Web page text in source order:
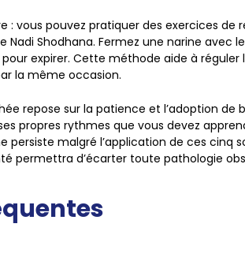
: vous pouvez pratiquer des exercices de
Shodhana. Fermez une narine avec
expirer. Cette méthode aide à réguler
la même occasion.
repose sur la patience et l’adoption de
propres rythmes que vous devez
persiste malgré l’application de ces cinq
permettra d’écarter toute pathologie